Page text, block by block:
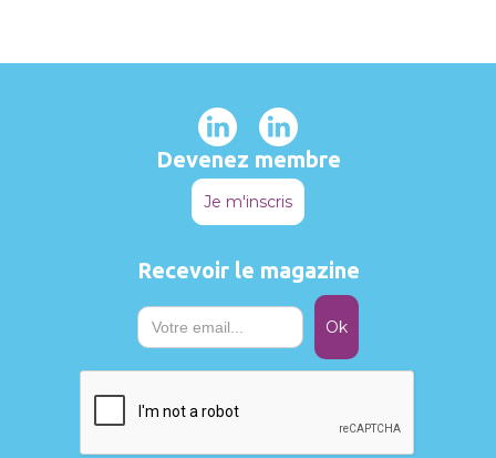
Devenez membre
Je m'inscris
Recevoir le magazine